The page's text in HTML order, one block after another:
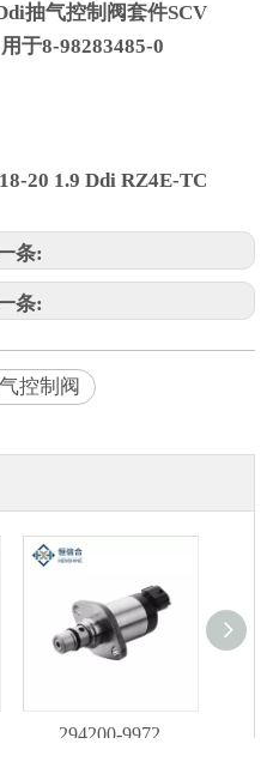
抽气控制阀套件SCV
于8-98283485-0
20 1.9 Ddi RZ4E-TC
条:
条:
控制阀
294200-9972